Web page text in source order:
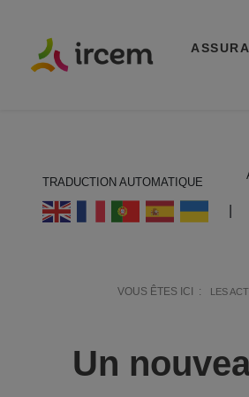
TRADUCTION AUTOMATIQUE
VOUS ÊTES ICI : LES
Un